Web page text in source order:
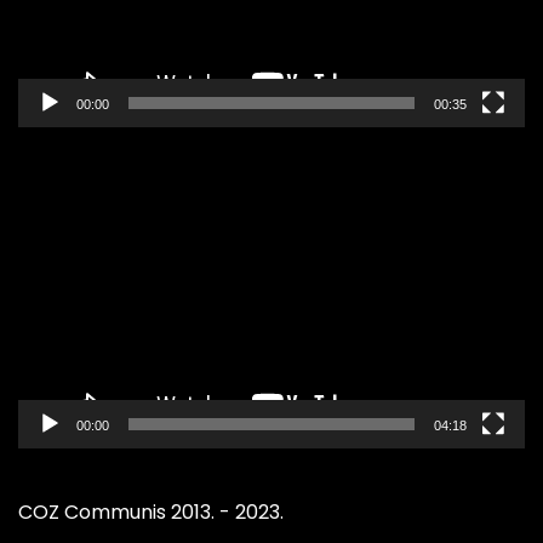
00:00 00:35
00:00 04:18
COZ Communis 2013. - 2023.